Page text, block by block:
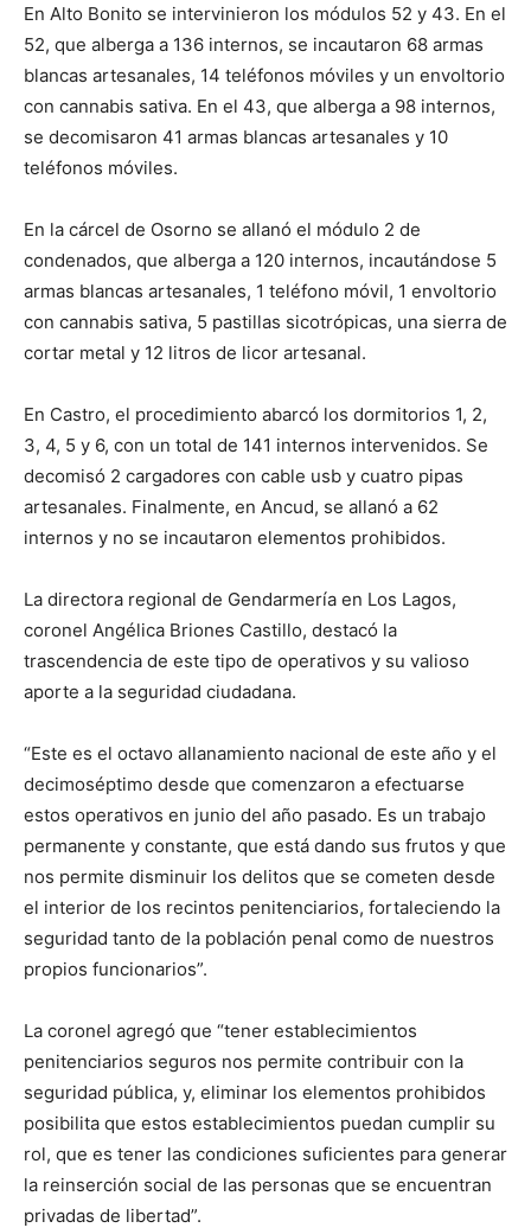
En Alto Bonito se intervinieron los módulos 52 y 43. En el
52, que alberga a 136 internos, se incautaron 68 armas
blancas artesanales, 14 teléfonos móviles y un envoltorio
con cannabis sativa. En el 43, que alberga a 98 internos,
se decomisaron 41 armas blancas artesanales y 10
teléfonos móviles.
En la cárcel de Osorno se allanó el módulo 2 de
condenados, que alberga a 120 internos, incautándose 5
armas blancas artesanales, 1 teléfono móvil, 1 envoltorio
con cannabis sativa, 5 pastillas sicotrópicas, una sierra de
cortar metal y 12 litros de licor artesanal.
En Castro, el procedimiento abarcó los dormitorios 1, 2,
3, 4, 5 y 6, con un total de 141 internos intervenidos. Se
decomisó 2 cargadores con cable usb y cuatro pipas
artesanales. Finalmente, en Ancud, se allanó a 62
internos y no se incautaron elementos prohibidos.
La directora regional de Gendarmería en Los Lagos,
coronel Angélica Briones Castillo, destacó la
trascendencia de este tipo de operativos y su valioso
aporte a la seguridad ciudadana.
“Este es el octavo allanamiento nacional de este año y el
decimoséptimo desde que comenzaron a efectuarse
estos operativos en junio del año pasado. Es un trabajo
permanente y constante, que está dando sus frutos y que
nos permite disminuir los delitos que se cometen desde
el interior de los recintos penitenciarios, fortaleciendo la
seguridad tanto de la población penal como de nuestros
propios funcionarios”.
La coronel agregó que “tener establecimientos
penitenciarios seguros nos permite contribuir con la
seguridad pública, y, eliminar los elementos prohibidos
posibilita que estos establecimientos puedan cumplir su
rol, que es tener las condiciones suficientes para generar
la reinserción social de las personas que se encuentran
privadas de libertad”.